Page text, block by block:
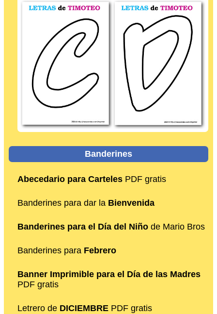
Banderines
Abecedario para Carteles PDF gratis
Banderines para dar la Bienvenida
Banderines para el Día del Niño de Mario Bros
Banderines para Febrero
Banner Imprimible para el Día de las Madres
PDF gratis
Letrero de DICIEMBRE PDF gratis